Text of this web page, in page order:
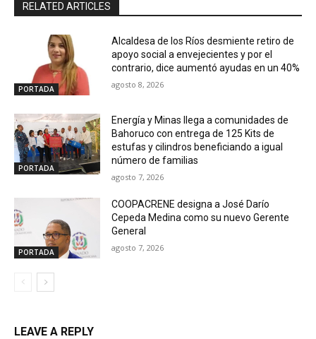
RELATED ARTICLES
PORTADA
Alcaldesa de los Ríos desmiente retiro de
apoyo social a envejecientes y por el
contrario, dice aumentó ayudas en un 40%
agosto 8, 2026
PORTADA
Energía y Minas llega a comunidades de
Bahoruco con entrega de 125 Kits de
estufas y cilindros beneficiando a igual
número de familias
agosto 7, 2026
PORTADA
COOPACRENE designa a José Darío
Cepeda Medina como su nuevo Gerente
General
agosto 7, 2026
LEAVE A REPLY